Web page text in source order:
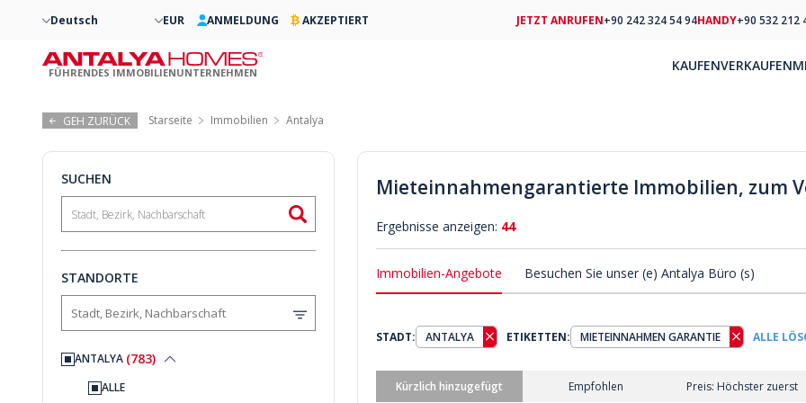
GEH ZURÜCK Starseite Immobilien Antalya
SUCHEN
STANDORTE
ANTALYA (783)
ALLE
Mieteinnahmengarantierte Immobilien, zum
Ergebnisse anzeigen: 44
Immobilien-Angebote Besuchen Sie unser (e) Antalya Büro (s)
STADT: ANTALYA ETIKETTEN: MIETEINNAHMEN GARANTIE ALLE
Kürzlich hinzugefügt Empfohlen Preis: Höchster zuerst
Deutsch EUR ANMELDUNG AKZEPTIERT
FÜHRENDES IMMOBILIENUNTERNEHMEN
JETZT ANRUFEN+90 242 324 54 94HANDY+90 532 212
KAUFENVERKAUFEN